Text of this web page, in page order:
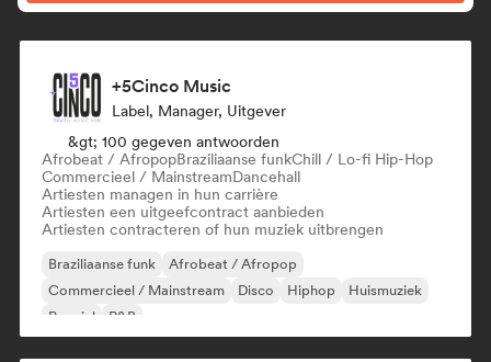
+5Cinco Music
Label, Manager, Uitgever
&gt; 100 gegeven antwoorden
Afrobeat / AfropopBraziliaanse funkChill / Lo-fi Hip-Hop
Commercieel / MainstreamDancehall
Artiesten managen in hun carrière
Artiesten een uitgeefcontract aanbieden
Artiesten contracteren of hun muziek uitbrengen
Braziliaanse funk
Afrobeat / Afropop
Commercieel / Mainstream
Disco Hiphop
Huismuziek
Popziel
R&B